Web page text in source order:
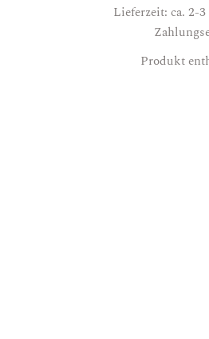
Lieferzeit: ca. 2-
Produkt